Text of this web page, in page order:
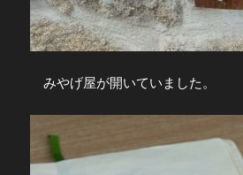
みやげ屋が開いていました。